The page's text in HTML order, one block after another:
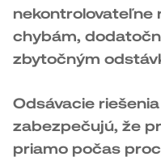
nekontrolovateľne
chybám,
zbytočným
Odsávacie
zabezpečujú, že
priamo počas